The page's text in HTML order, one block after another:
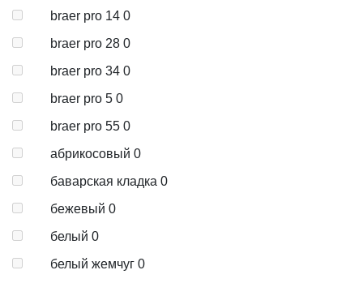
braer pro 14 0
braer pro 28 0
braer pro 34 0
braer pro 5 0
braer pro 55 0
абрикосовый 0
баварская кладка 0
бежевый 0
белый 0
белый жемчуг 0